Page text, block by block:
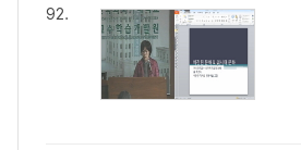
92.